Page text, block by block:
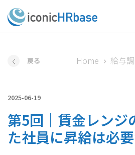
戻る Home 給与
2025-06-19
第5回｜賃金レンジ
た社員に昇給は必